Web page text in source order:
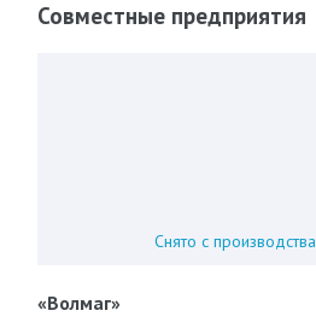
Совместные предприятия
Снято с производства
«Волмаг»